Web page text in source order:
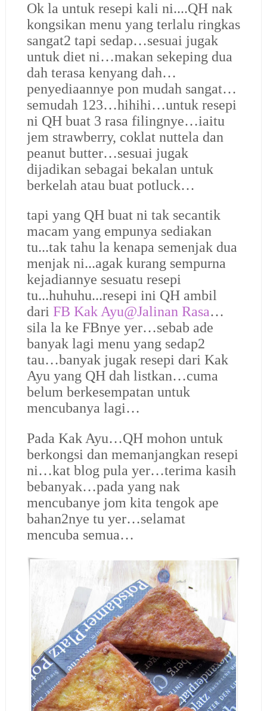
Ok la untuk resepi kali ni....QH nak
kongsikan menu yang terlalu ringkas
sangat2 tapi sedap…sesuai jugak
untuk diet ni…makan sekeping dua
dah terasa kenyang dah…
penyediaannye pon mudah sangat…
semudah 123…hihihi…untuk resepi
ni QH buat 3 rasa filingnye…iaitu
jem strawberry, coklat nuttela dan
peanut butter…sesuai jugak
dijadikan sebagai bekalan untuk
berkelah atau buat potluck…
tapi yang QH buat ni tak secantik
macam yang empunya sediakan
tu...tak tahu la kenapa semenjak dua
menjak ni...agak kurang sempurna
kejadiannye sesuatu resepi
tu...huhuhu...resepi ini QH ambil
dari FB Kak Ayu@Jalinan Rasa…
sila la ke FBnye yer…sebab ade
banyak lagi menu yang sedap2
tau…banyak jugak resepi dari Kak
Ayu yang QH dah listkan…cuma
belum berkesempatan untuk
mencubanya lagi…
Pada Kak Ayu…QH mohon untuk
berkongsi dan memanjangkan resepi
ni…kat blog pula yer…terima kasih
bebanyak…pada yang nak
mencubanye jom kita tengok ape
bahan2nye tu yer…selamat
mencuba semua…